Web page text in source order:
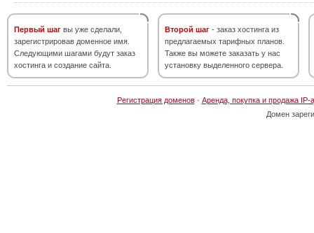
Первый шаг вы уже сделали,
зарегистрировав доменное имя.
Следующими шагами будут заказ
хостинга и создание сайта.
Второй шаг - заказ хостинга из
предлагаемых тарифных планов.
Также вы можете заказать у нас
установку выделенного сервера.
Регистрация доменов· Аренда, покупка и продажа IP-
Домен